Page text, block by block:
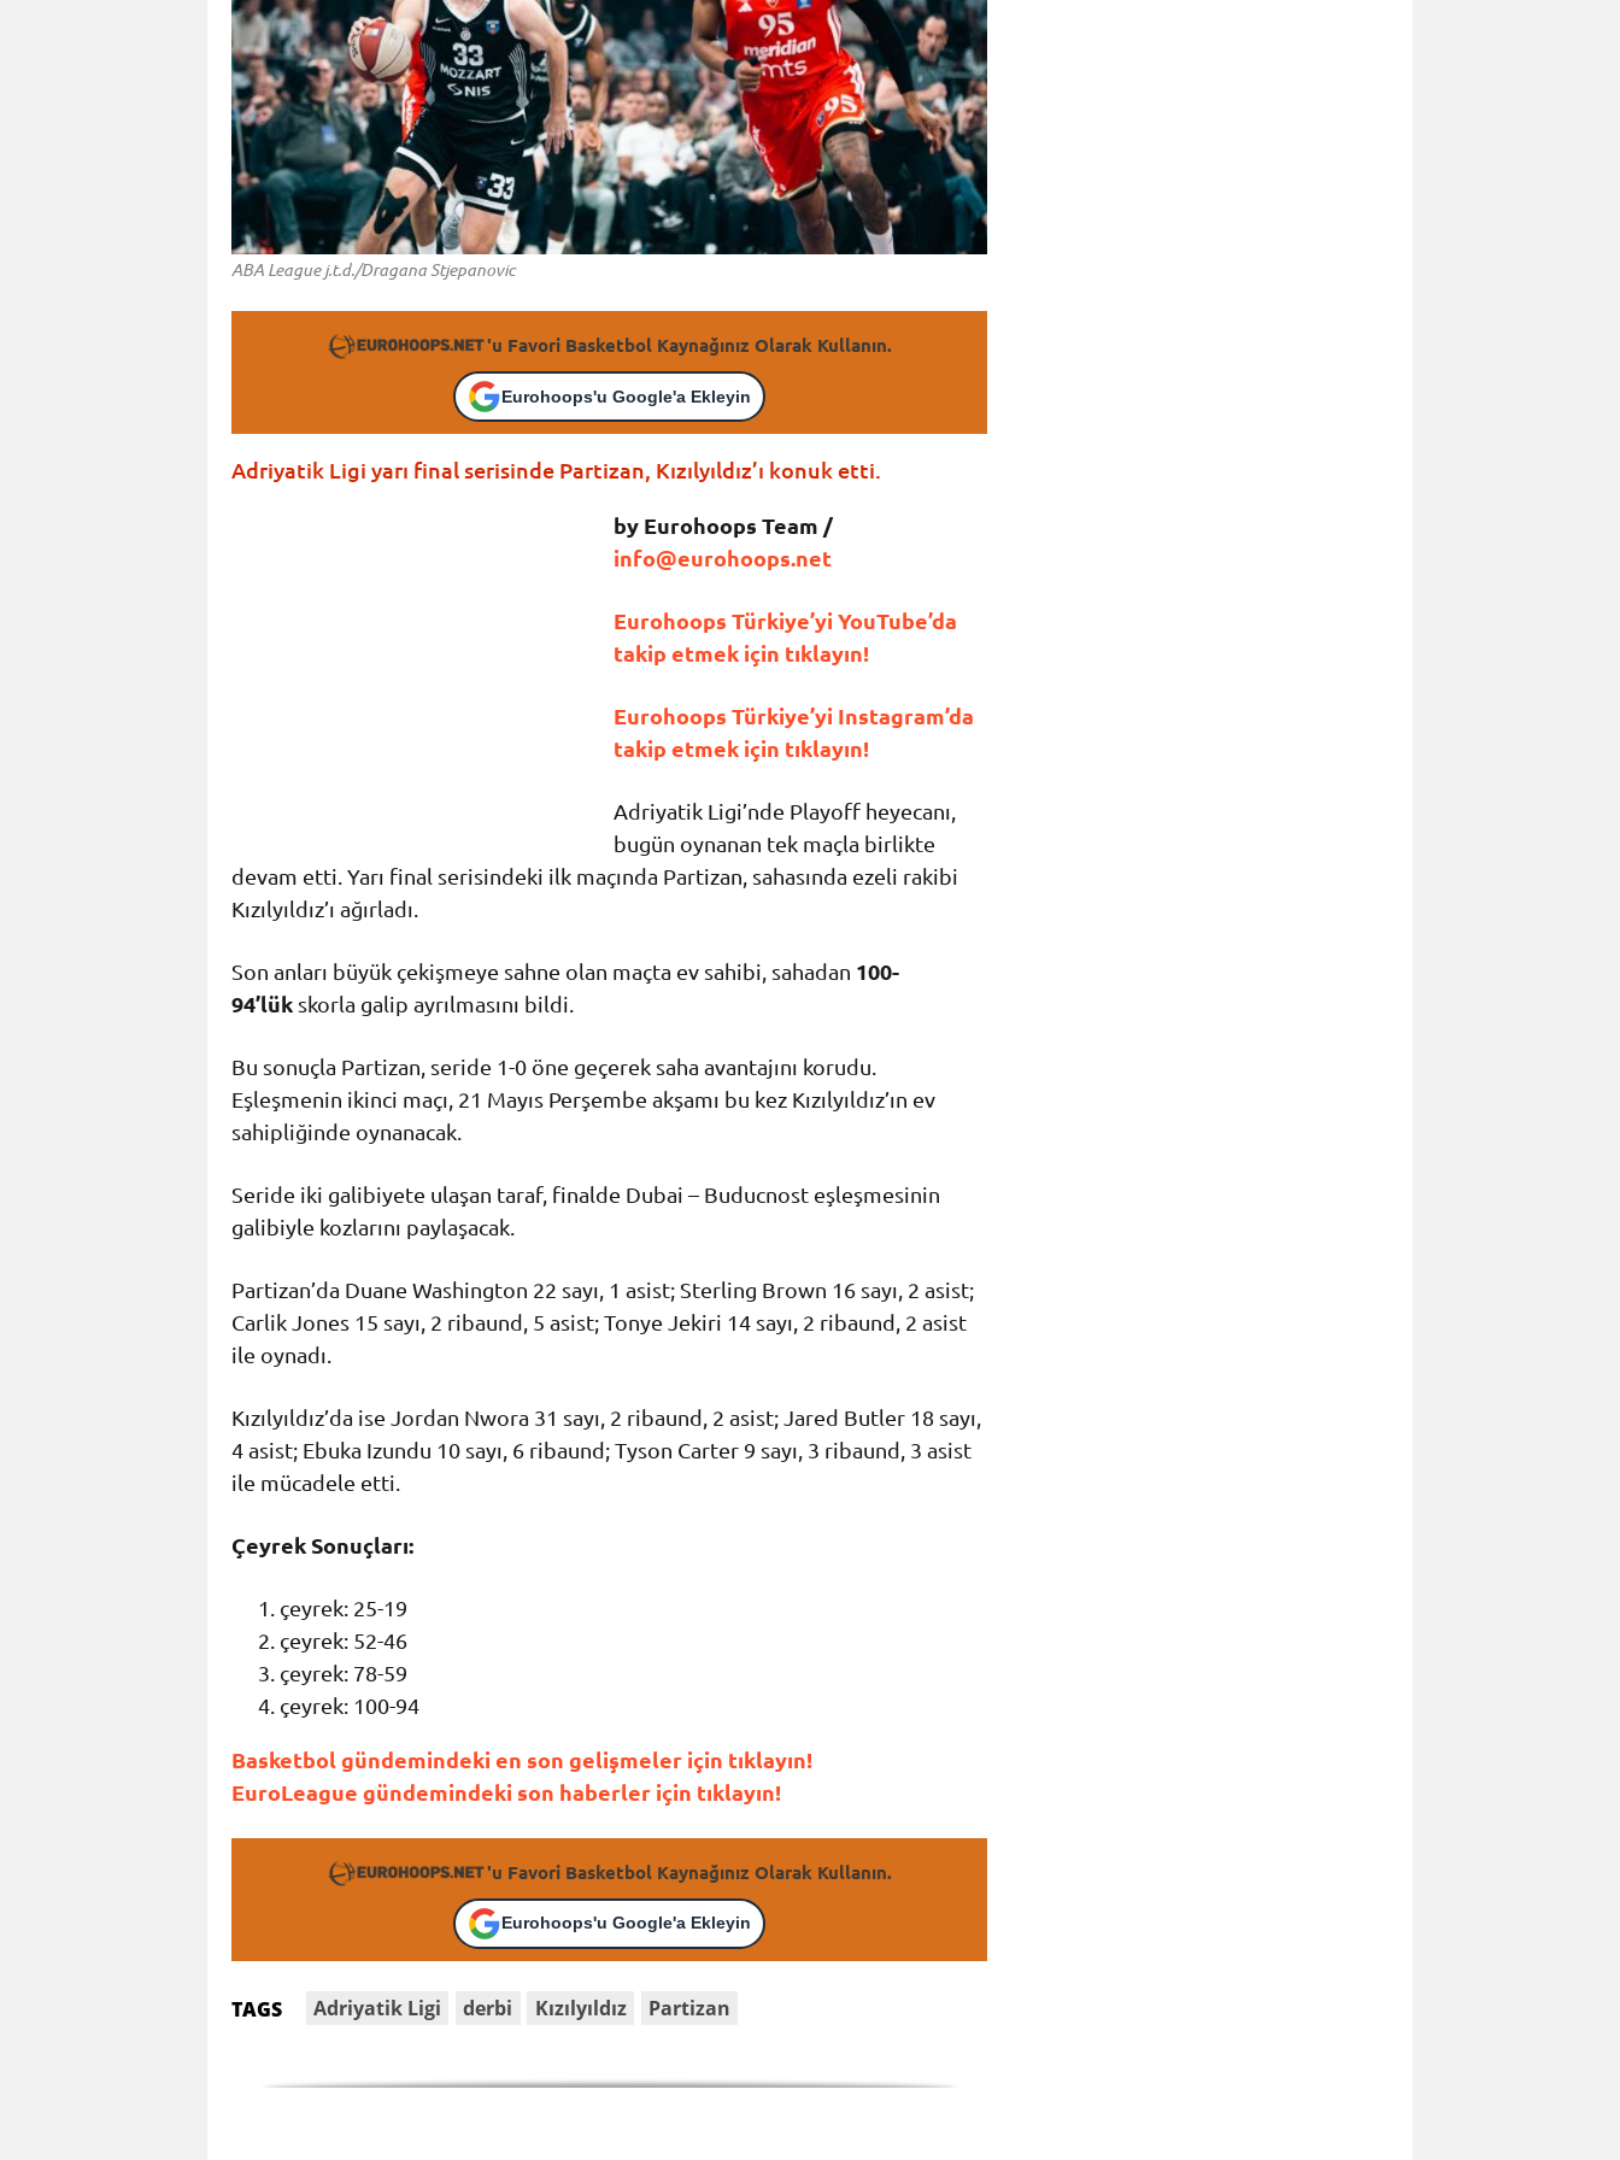
ABA League j.t.d./Dragana Stjepanovic
'u Favori Basketbol Kaynağınız Olarak Kullanın.
Eurohoops'u Google'a Ekleyin
Adriyatik Ligi yarı final serisinde Partizan, Kızılyıldız’ı konuk etti.
by Eurohoops Team /
info@eurohoops.net
Eurohoops Türkiye’yi YouTube’da
takip etmek için tıklayın!
Eurohoops Türkiye’yi Instagram’da
takip etmek için tıklayın!
Adriyatik Ligi’nde Playoff heyecanı,
bugün oynanan tek maçla birlikte
devam etti. Yarı final serisindeki ilk maçında Partizan, sahasında ezeli rakibi
Kızılyıldız’ı ağırladı.
Son anları büyük çekişmeye sahne olan maçta ev sahibi, sahadan 100-
94’lük skorla galip ayrılmasını bildi.
Bu sonuçla Partizan, seride 1-0 öne geçerek saha avantajını korudu.
Eşleşmenin ikinci maçı, 21 Mayıs Perşembe akşamı bu kez Kızılyıldız’ın ev
sahipliğinde oynanacak.
Seride iki galibiyete ulaşan taraf, finalde Dubai – Buducnost eşleşmesinin
galibiyle kozlarını paylaşacak.
Partizan’da Duane Washington 22 sayı, 1 asist; Sterling Brown 16 sayı, 2 asist;
Carlik Jones 15 sayı, 2 ribaund, 5 asist; Tonye Jekiri 14 sayı, 2 ribaund, 2 asist
ile oynadı.
Kızılyıldız’da ise Jordan Nwora 31 sayı, 2 ribaund, 2 asist; Jared Butler 18 sayı,
4 asist; Ebuka Izundu 10 sayı, 6 ribaund; Tyson Carter 9 sayı, 3 ribaund, 3 asist
ile mücadele etti.
Çeyrek Sonuçları:
çeyrek: 25-19
çeyrek: 52-46
çeyrek: 78-59
çeyrek: 100-94
Basketbol gündemindeki en son gelişmeler için tıklayın!
EuroLeague gündemindeki son haberler için tıklayın!
'u Favori Basketbol Kaynağınız Olarak Kullanın.
Eurohoops'u Google'a Ekleyin
TAGS Adriyatik Ligi derbi Kızılyıldız Partizan